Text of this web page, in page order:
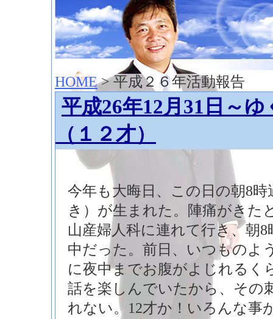
HOME> 平成２６年活動報告
平成26年12月31日～
（１２才）
今年も大晦日、この日の朝8
き）が生まれた。陣痛がきた
山産婦人科に連れて行き、朝
中だった。前日、いつものよ
に夜中までお腹がよじれるく
話を楽しんでいたから、その
れない。12才か！いろんな事